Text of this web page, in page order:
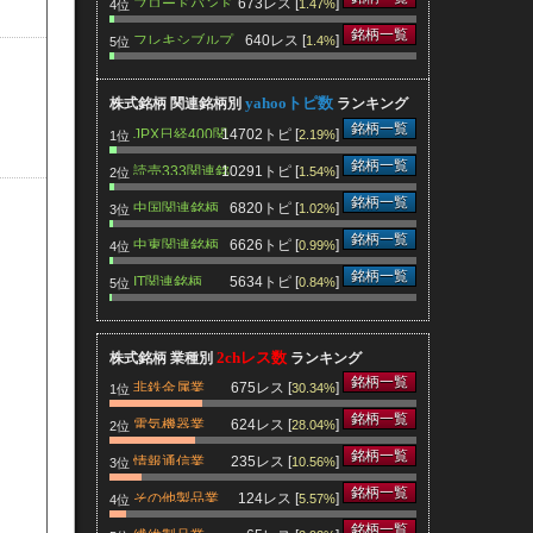
4位
関連銘柄
1.47%
5位 フレキシブルプ
リント基板関連
銘柄
640レス [1.4%] 銘柄一覧
株式銘柄 関連銘柄別 yahooトピ数 ランキング
1位 JPX日経400関
連銘柄
14702トピ [2.19%] 銘柄一覧
2位 読売333関連銘
柄
10291トピ [1.54%] 銘柄一覧
3位 中国関連銘柄 6820トピ [1.02%] 銘柄一覧
4位 中東関連銘柄 6626トピ [0.99%] 銘柄一覧
5位 IT関連銘柄 5634トピ [0.84%] 銘柄一覧
株式銘柄 業種別 2chレス数 ランキング
1位 非鉄金属業 675レス [30.34%] 銘柄一覧
2位 電気機器業 624レス [28.04%] 銘柄一覧
3位 情報通信業 235レス [10.56%] 銘柄一覧
4位 その他製品業 124レス [5.57%] 銘柄一覧